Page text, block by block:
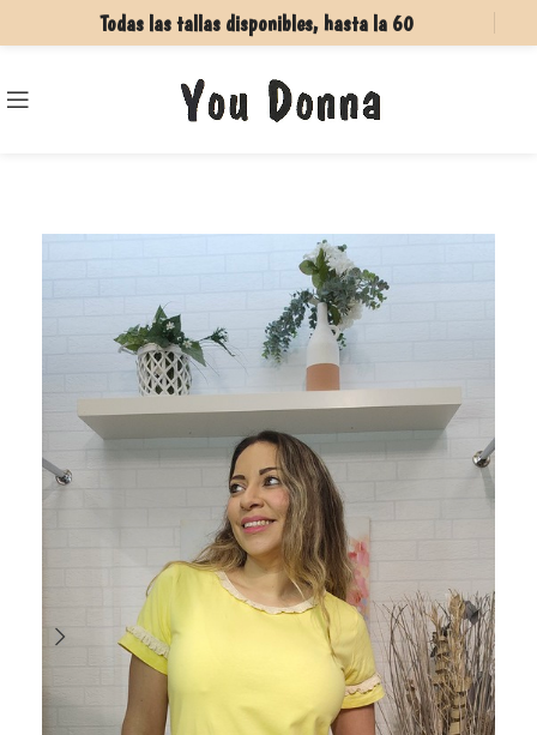
Todas las tallas disponibles, hasta la 60